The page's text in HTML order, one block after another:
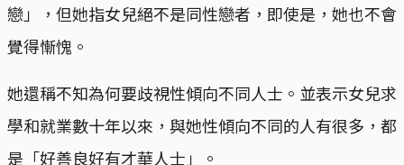
戀」，但她指女兒絕不是同性戀者，即使是，她也不會
覺得慚愧。
她還稱不知為何要歧視性傾向不同人士。並表示女兒求
學和就業數十年以來，與她性傾向不同的人有很多，都
是「好善良好有才華人士」。